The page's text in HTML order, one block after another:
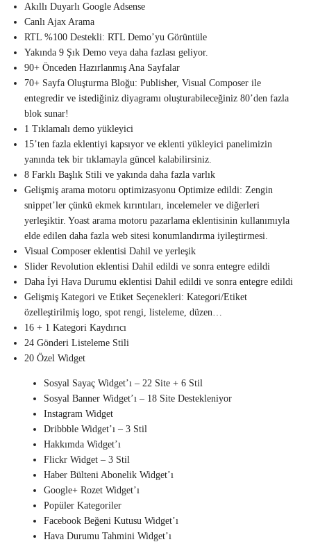
Akıllı Duyarlı Google Adsense
Canlı Ajax Arama
RTL %100 Destekli: RTL Demo’yu Görüntüle
Yakında 9 Şık Demo veya daha fazlası geliyor.
90+ Önceden Hazırlanmış Ana Sayfalar
70+ Sayfa Oluşturma Bloğu: Publisher, Visual Composer ile
entegredir ve istediğiniz diyagramı oluşturabileceğiniz 80’den fazla
blok sunar!
1 Tıklamalı demo yükleyici
15’ten fazla eklentiyi kapsıyor ve eklenti yükleyici panelimizin
yanında tek bir tıklamayla güncel kalabilirsiniz.
8 Farklı Başlık Stili ve yakında daha fazla varlık
Gelişmiş arama motoru optimizasyonu Optimize edildi: Zengin
snippet’ler çünkü ekmek kırıntıları, incelemeler ve diğerleri
yerleşiktir. Yoast arama motoru pazarlama eklentisinin kullanımıyla
elde edilen daha fazla web sitesi konumlandırma iyileştirmesi.
Visual Composer eklentisi Dahil ve yerleşik
Slider Revolution eklentisi Dahil edildi ve sonra entegre edildi
Daha İyi Hava Durumu eklentisi Dahil edildi ve sonra entegre edildi
Gelişmiş Kategori ve Etiket Seçenekleri: Kategori/Etiket
özelleştirilmiş logo, spot rengi, listeleme, düzen…
16 + 1 Kategori Kaydırıcı
24 Gönderi Listeleme Stili
20 Özel Widget
Sosyal Sayaç Widget’ı – 22 Site + 6 Stil
Sosyal Banner Widget’ı – 18 Site Destekleniyor
Instagram Widget
Dribbble Widget’ı – 3 Stil
Hakkımda Widget’ı
Flickr Widget – 3 Stil
Haber Bülteni Abonelik Widget’ı
Google+ Rozet Widget’ı
Popüler Kategoriler
Facebook Beğeni Kutusu Widget’ı
Hava Durumu Tahmini Widget’ı